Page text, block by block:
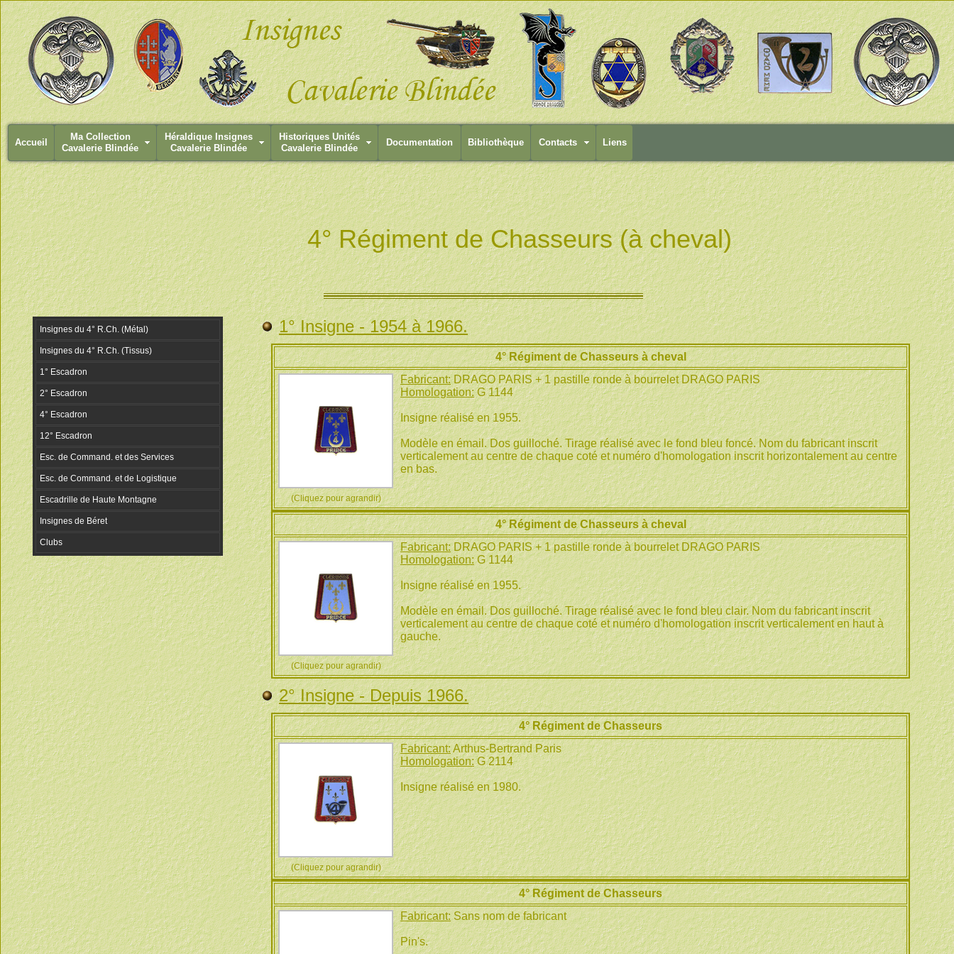
Accueil
Ma Collection
Cavalerie Blindée
Héraldique Insignes
Cavalerie Blindée
Historiques Unités
Cavalerie Blindée
Documentation Bibliothèque Contacts Liens
4° Régiment de Chasseurs (à cheval)
1° Insigne - 1954 à 1966.
4° Régiment de Chasseurs à cheval
(Cliquez pour agrandir)
Fabricant:DRAGO PARIS + 1 pastille ronde à bourrelet DRAGO PARIS
Homologation:G 1144
Insigne réalisé en 1955.
Modèle en émail. Dos guilloché. Tirage réalisé avec le fond bleu foncé. Nom du fabricant inscrit
verticalement au centre de chaque coté et numéro d'homologation inscrit horizontalement au centre
en bas.
4° Régiment de Chasseurs à cheval
(Cliquez pour agrandir)
Fabricant:DRAGO PARIS + 1 pastille ronde à bourrelet DRAGO PARIS
Homologation:G 1144
Insigne réalisé en 1955.
Modèle en émail. Dos guilloché. Tirage réalisé avec le fond bleu clair. Nom du fabricant inscrit
verticalement au centre de chaque coté et numéro d'homologation inscrit verticalement en haut à
gauche.
2° Insigne - Depuis 1966.
4° Régiment de Chasseurs
(Cliquez pour agrandir)
Fabricant:Arthus-Bertrand Paris
Homologation:G 2114
Insigne réalisé en 1980.
4° Régiment de Chasseurs
Fabricant:Sans nom de fabricant
Pin's.